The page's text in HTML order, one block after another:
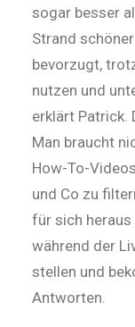
sogar besser
Strand
bevorzugt,
nutzen und
erklärt Patrick.
Man braucht
How-To-
und Co zu
für sich heraus
während der
stellen und
Antworten.